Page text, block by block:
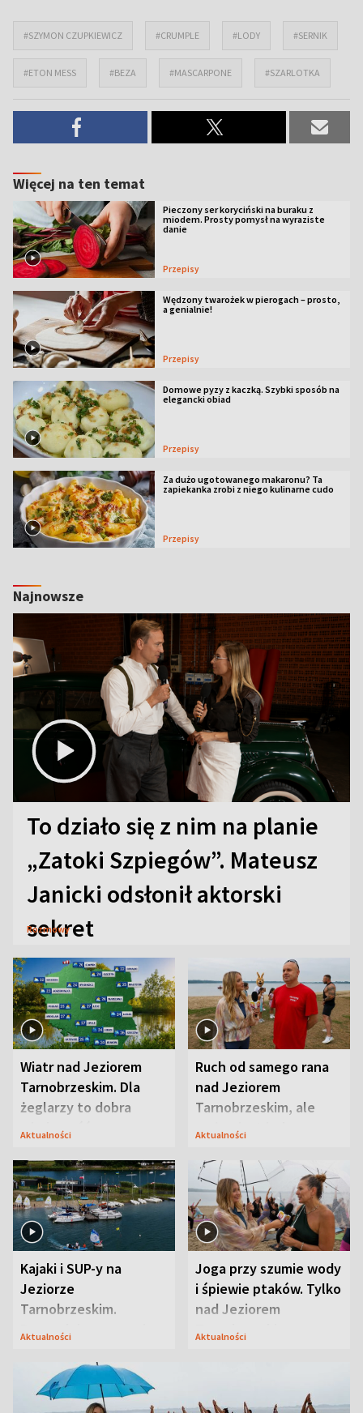
#SZYMON CZUPKIEWICZ #CRUMPLE #LODY #SERNIK
#ETON MESS #BEZA #MASCARPONE #SZARLOTKA
Więcej na ten temat
Pieczony ser koryciński na buraku z
miodem. Prosty pomysł na wyraziste
danie
Przepisy
Wędzony twarożek w pierogach – prosto,
a genialnie!
Przepisy
Domowe pyzy z kaczką. Szybki sposób na
elegancki obiad
Przepisy
Za dużo ugotowanego makaronu? Ta
zapiekanka zrobi z niego kulinarne cudo
Przepisy
Najnowsze
To działo się z nim na planie
„Zatoki Szpiegów”. Mateusz
Janicki odsłonił aktorski
sekret
Rozmowy
Wiatr nad Jeziorem
Tarnobrzeskim. Dla
żeglarzy to dobra
wiadomość
Aktualności
Ruch od samego rana
nad Jeziorem
Tarnobrzeskim, ale
ważna jest jedna
Aktualności
Kajaki i SUP-y na
Jeziorze
Tarnobrzeskim.
Przyrodnicy zwracają
Aktualności
Joga przy szumie wody
i śpiewie ptaków. Tylko
nad Jeziorem
Tarnobrzeskim
Aktualności